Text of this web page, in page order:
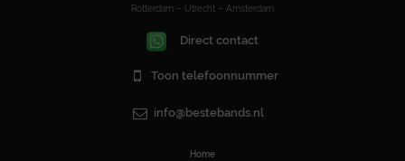
Rotterdam – Utrecht – Amsterdam
Direct contact
Toon telefoonnummer
info@bestebands.nl
Home